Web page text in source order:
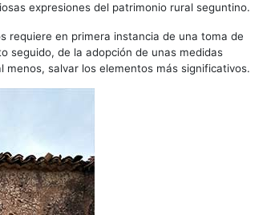
expresiones del patrimonio rural seguntino.
requiere en primera instancia de una toma de
seguido, de la adopción de unas medidas
salvar los elementos más significativos.